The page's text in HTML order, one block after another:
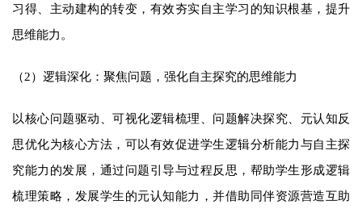
习得、主动建构的转变，有效夯实自主学习的知识根基，提升
思维能力。
（2）逻辑深化：聚焦问题，强化自主探究的思维能力
以核心问题驱动、可视化逻辑梳理、问题解决探究、元认知反
思优化为核心方法，可以有效促进学生逻辑分析能力与自主探
究能力的发展，通过问题引导与过程反思，帮助学生形成逻辑
梳理策略，发展学生的元认知能力，并借助同伴资源营造互助